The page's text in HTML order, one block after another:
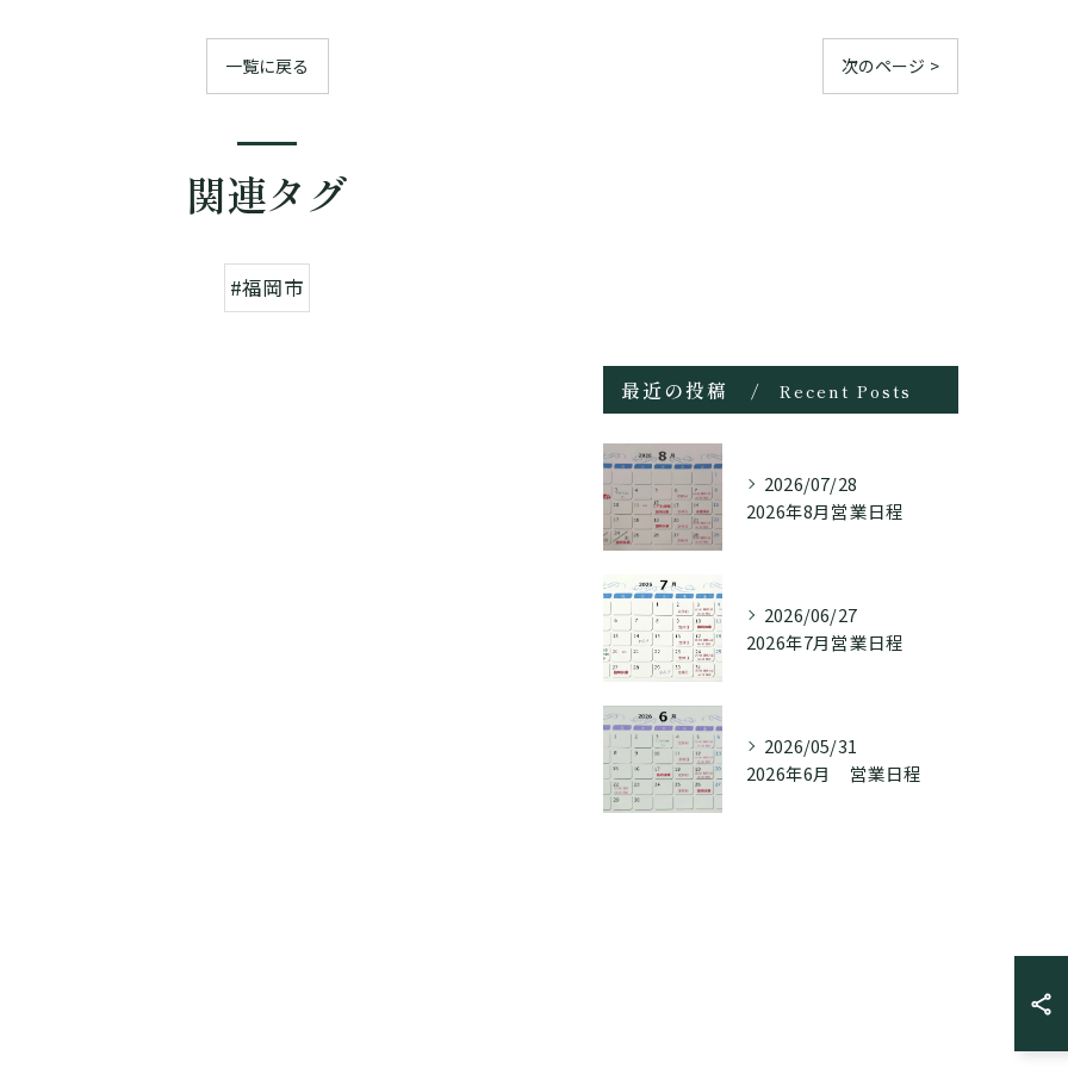
一覧に戻る 次のページ >
関連タグ
#福岡市
最近の投稿 Recent Posts
2026/07/28
2026年8月営業日程
2026/06/27
2026年7月営業日程
2026/05/31
2026年6月 営業日程